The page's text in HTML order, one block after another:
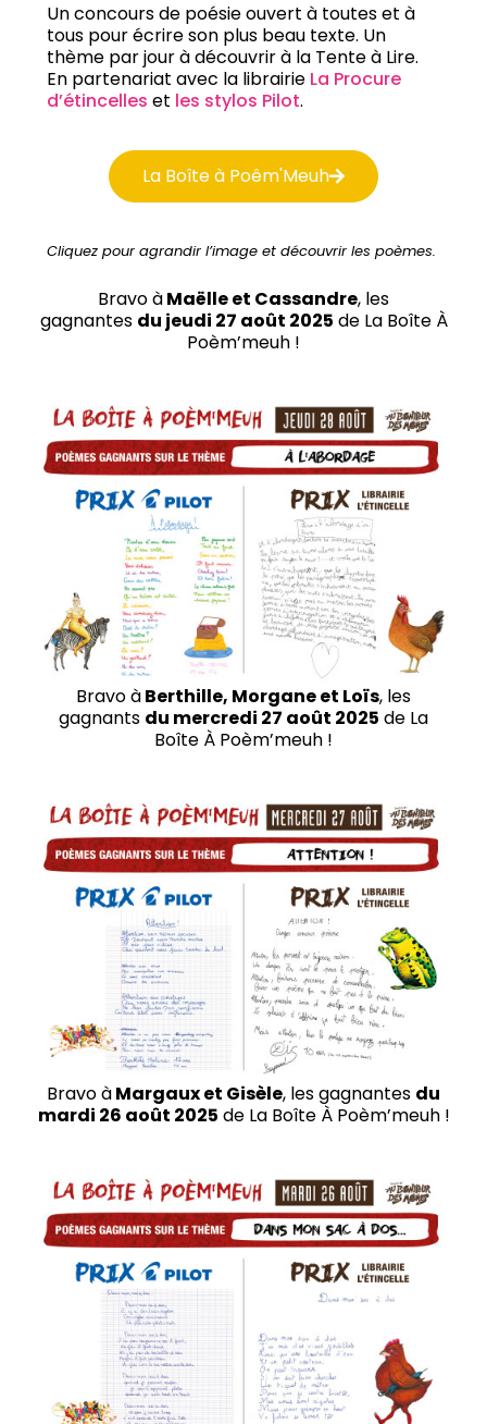
Un concours de poésie ouvert à toutes et à
tous pour écrire son plus beau texte. Un
thème par jour à découvrir à la Tente à Lire.
En partenariat avec la librairie La Procure
d’étincelles et les stylos Pilot.
La Boîte à Poêm'Meuh
Cliquez pour agrandir l’image et découvrir les poèmes.
Bravo àMaëlle et Cassandre, les
gagnantes du jeudi 27 août 2025 de La Boîte À
Poèm’meuh !
Bravo àBerthille, Morgane et Loïs, les
gagnants du mercredi 27 août 2025 de La
Boîte À Poèm’meuh !
Bravo àMargaux et Gisèle, les gagnantes du
mardi 26 août 2025 de La Boîte À Poèm’meuh !